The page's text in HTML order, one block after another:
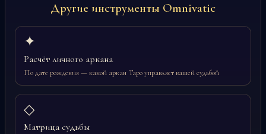
Другие инструменты Omnivatic
✦
Расчёт личного аркана
По дате рождения — какой аркан Таро управляет вашей судьбой
◇
Матрица судьбы